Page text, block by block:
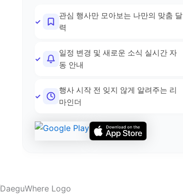
관심 행사만 모아보는 나만의 맞춤 달
력
일정 변경 및 새로운 소식 실시간 자
동 안내
행사 시작 전 잊지 않게 알려주는 리
마인더